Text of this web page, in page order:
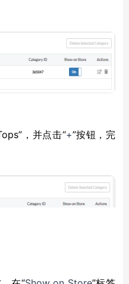
，并点击“+”按钮，完